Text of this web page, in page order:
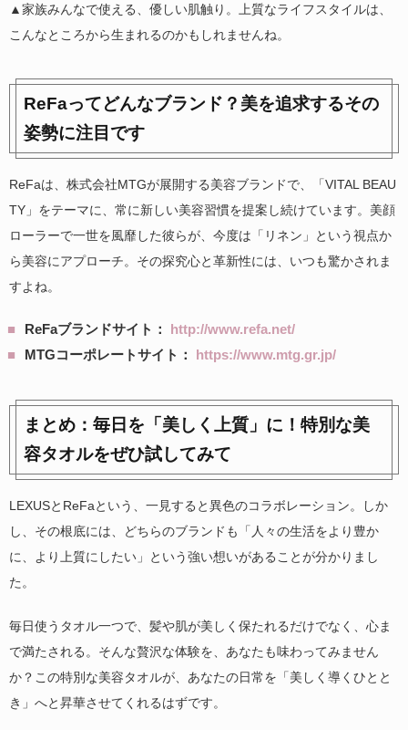
▲家族みんなで使える、優しい肌触り。上質なライフスタイルは、
こんなところから生まれるのかもしれませんね。
ReFaってどんなブランド？美を追求するその
姿勢に注目です
ReFaは、株式会社MTGが展開する美容ブランドで、「VITAL BEAU
TY」をテーマに、常に新しい美容習慣を提案し続けています。美顔
ローラーで一世を風靡した彼らが、今度は「リネン」という視点か
ら美容にアプローチ。その探究心と革新性には、いつも驚かされま
すよね。
ReFaブランドサイト：
http://www.refa.net/
MTGコーポレートサイト：
https://www.mtg.gr.jp/
まとめ：毎日を「美しく上質」に！特別な美
容タオルをぜひ試してみて
LEXUSとReFaという、一見すると異色のコラボレーション。しか
し、その根底には、どちらのブランドも「人々の生活をより豊か
に、より上質にしたい」という強い想いがあることが分かりまし
た。
毎日使うタオル一つで、髪や肌が美しく保たれるだけでなく、心ま
で満たされる。そんな贅沢な体験を、あなたも味わってみません
か？この特別な美容タオルが、あなたの日常を「美しく導くひとと
き」へと昇華させてくれるはずです。